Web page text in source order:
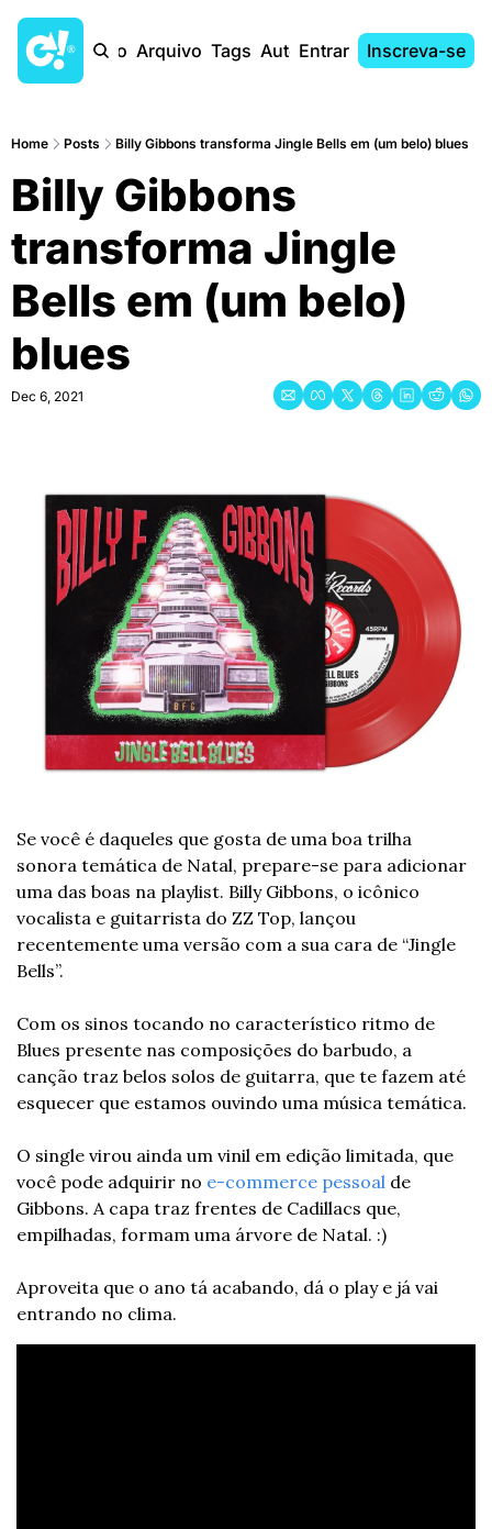
Início Arquivo Tags AutoresEntrar Inscreva-se
Home Posts Billy Gibbons transforma Jingle Bells em (um belo) blues
Billy Gibbons
transforma Jingle
Bells em (um belo)
blues
Dec 6, 2021
Se você é daqueles que gosta de uma boa trilha
sonora temática de Natal, prepare-se para adicionar
uma das boas na playlist. Billy Gibbons, o icônico
vocalista e guitarrista do ZZ Top, lançou
recentemente uma versão com a sua cara de “Jingle
Bells”.
Com os sinos tocando no característico ritmo de
Blues presente nas composições do barbudo, a
canção traz belos solos de guitarra, que te fazem até
esquecer que estamos ouvindo uma música temática.
O single virou ainda um vinil em edição limitada, que
você pode adquirir no e-commerce pessoal de
Gibbons. A capa traz frentes de Cadillacs que,
empilhadas, formam uma árvore de Natal. :)
Aproveita que o ano tá acabando, dá o play e já vai
entrando no clima.